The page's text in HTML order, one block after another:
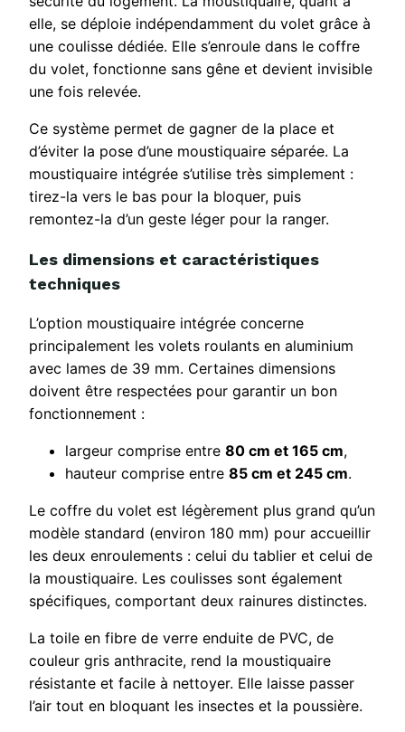
elle, se déploie indépendamment du volet grâce à
une coulisse dédiée. Elle s’enroule dans le coffre
du volet, fonctionne sans gêne et devient invisible
une fois relevée.
Ce système permet de gagner de la place et
d’éviter la pose d’une moustiquaire séparée. La
moustiquaire intégrée s’utilise très simplement :
tirez-la vers le bas pour la bloquer, puis
remontez-la d’un geste léger pour la ranger.
Les dimensions et caractéristiques
techniques
L’option moustiquaire intégrée concerne
principalement les volets roulants en aluminium
avec lames de 39 mm. Certaines dimensions
doivent être respectées pour garantir un bon
fonctionnement :
largeur comprise entre 80 cm et 165 cm,
hauteur comprise entre 85 cm et 245 cm.
Le coffre du volet est légèrement plus grand qu’un
modèle standard (environ 180 mm) pour accueillir
les deux enroulements : celui du tablier et celui de
la moustiquaire. Les coulisses sont également
spécifiques, comportant deux rainures distinctes.
La toile en fibre de verre enduite de PVC, de
couleur gris anthracite, rend la moustiquaire
résistante et facile à nettoyer. Elle laisse passer
l’air tout en bloquant les insectes et la poussière.